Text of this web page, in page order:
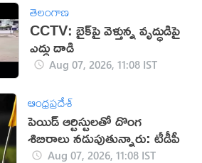
తెలంగాణ
CCTV: బైక్‌పై వెళ్తున్న వృద్ధుడిపై
ఎద్దు దాడి
Aug 07, 2026, 11:08 IST
ఆంధ్రప్రదేశ్
పెయిడ్ ఆర్టిస్టులతో దొంగ
శిబిరాలు నడుపుతున్నారు: టీడీపీ
Aug 07, 2026, 11:08 IST